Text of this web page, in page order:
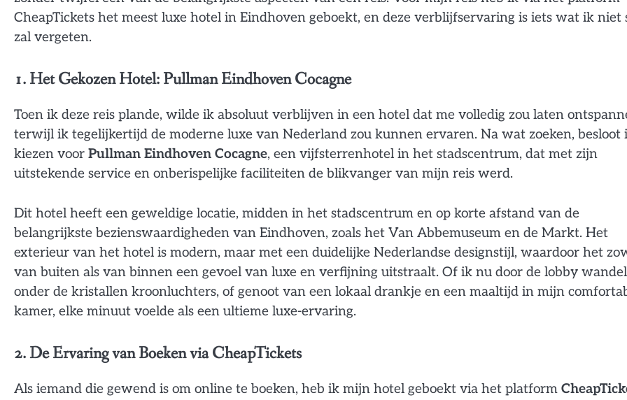
CheapTickets het meest luxe hotel in Eindhoven geboekt, en deze verblijfservaring is iets wat ik niet
zal vergeten.
1. Het Gekozen Hotel: Pullman Eindhoven Cocagne
Toen ik deze reis plande, wilde ik absoluut verblijven in een hotel dat me volledig zou laten
terwijl ik tegelijkertijd de moderne luxe van Nederland zou kunnen ervaren. Na wat zoeken, besloot
kiezen voor Pullman Eindhoven Cocagne, een vijfsterrenhotel in het stadscentrum, dat met zijn
uitstekende service en onberispelijke faciliteiten de blikvanger van mijn reis werd.
Dit hotel heeft een geweldige locatie, midden in het stadscentrum en op korte afstand van de
belangrijkste bezienswaardigheden van Eindhoven, zoals het Van Abbemuseum en de Markt. Het
exterieur van het hotel is modern, maar met een duidelijke Nederlandse designstijl, waardoor het
van buiten als van binnen een gevoel van luxe en verfijning uitstraalt. Of ik nu door de lobby
onder de kristallen kroonluchters, of genoot van een lokaal drankje en een maaltijd in mijn
kamer, elke minuut voelde als een ultieme luxe-ervaring.
2. De Ervaring van Boeken via CheapTickets
Als iemand die gewend is om online te boeken, heb ik mijn hotel geboekt via het platform